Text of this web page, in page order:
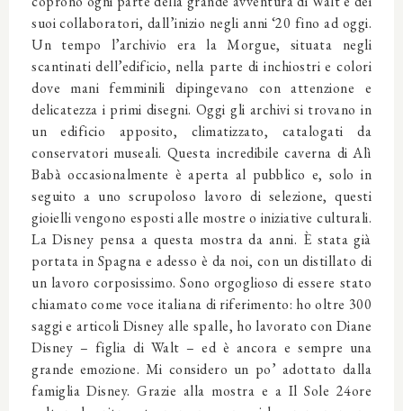
suoi collaboratori, dall’inizio negli anni ‘20 fino ad oggi.
Un tempo l’archivio era la Morgue, situata negli
scantinati dell’edificio, nella parte di inchiostri e colori
dove mani femminili dipingevano con attenzione e
delicatezza i primi disegni. Oggi gli archivi si trovano in
un edificio apposito, climatizzato, catalogati da
conservatori museali. Questa incredibile caverna di Alì
Babà occasionalmente è aperta al pubblico e, solo in
seguito a uno scrupoloso lavoro di selezione, questi
gioielli vengono esposti alle mostre o iniziative culturali.
La Disney pensa a questa mostra da anni. È stata già
portata in Spagna e adesso è da noi, con un distillato di
un lavoro corposissimo. Sono orgoglioso di essere stato
chiamato come voce italiana di riferimento: ho oltre 300
saggi e articoli Disney alle spalle, ho lavorato con Diane
Disney – figlia di Walt – ed è ancora e sempre una
grande emozione. Mi considero un po’ adottato dalla
famiglia Disney. Grazie alla mostra e a Il Sole 24ore